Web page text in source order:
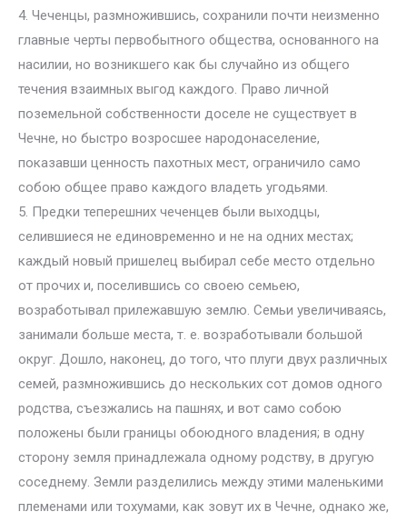
4. Чеченцы, размножившись, сохранили почти неизменно
главные черты первобытного общества, основанного на
насилии, но возникшего как бы случайно из общего
течения взаимных выгод каждого. Право личной
поземельной собственности доселе не существует в
Чечне, но быстро возросшее народонаселение,
показавши ценность пахотных мест, ограничило само
собою общее право каждого владеть угодьями.
5. Предки теперешних чеченцев были выходцы,
селившиеся не единовременно и не на одних местах;
каждый новый пришелец выбирал себе место отдельно
от прочих и, поселившись со своею семьею,
возработывал прилежавшую землю. Семьи увеличиваясь,
занимали больше места, т. е. возработывали большой
округ. Дошло, наконец, до того, что плуги двух различных
семей, размножившись до нескольких сот домов одного
родства, съезжались на пашнях, и вот само собою
положены были границы обоюдного владения; в одну
сторону земля принадлежала одному родству, в другую
соседнему. Земли разделились между этими маленькими
племенами или тохумами, как зовут их в Чечне, однако же,